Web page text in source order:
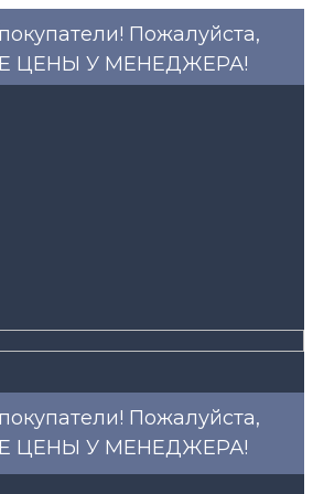
Пожалуйста,
ЦЕНЫ У МЕНЕДЖЕРА!
Пожалуйста,
ЦЕНЫ У МЕНЕДЖЕРА!